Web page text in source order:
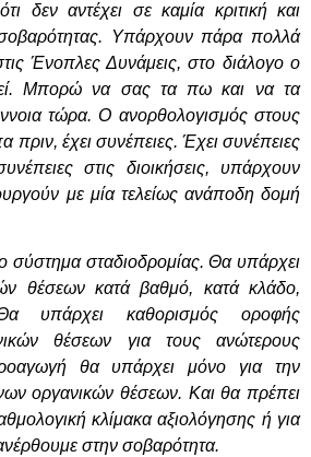
δεν αντέχει σε καμία κριτική και
Υπάρχουν πάρα πολλά
Ένοπλες Δυνάμεις, στο διάλογο ο
Μπορώ να σας τα πω και να τα
τώρα. Ο ανορθολογισμός στους
πριν, έχει συνέπειες. Έχει συνέπειες
στις διοικήσεις, υπάρχουν
με μία τελείως ανάποδη δομή
σύστημα σταδιοδρομίας. Θα υπάρχει
θέσεων κατά βαθμό, κατά κλάδο,
υπάρχει καθορισμός οροφής
θέσεων για τους ανώτερους
θα υπάρχει μόνο για την
οργανικών θέσεων. Και θα πρέπει
κλίμακα αξιολόγησης ή για
στην σοβαρότητα.